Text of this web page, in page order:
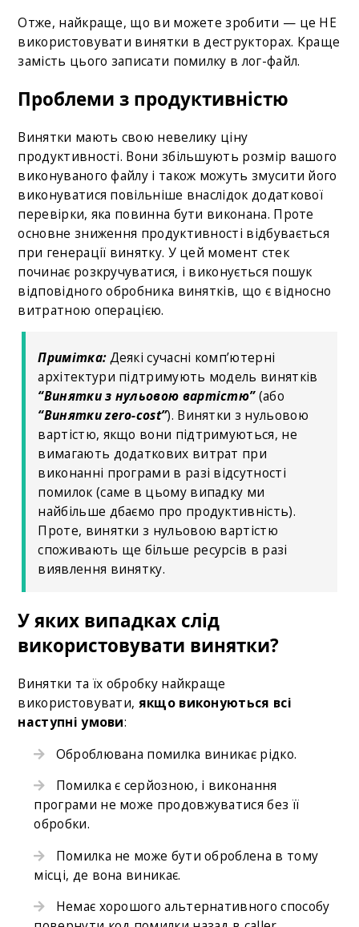
Отже, найкраще, що ви можете зробити — це НЕ
використовувати винятки в деструкторах. Краще
замість цього записати помилку в лог-файл.
Проблеми з продуктивністю
Винятки мають свою невелику ціну
продуктивності. Вони збільшують розмір вашого
виконуваного файлу і також можуть змусити його
виконуватися повільніше внаслідок додаткової
перевірки, яка повинна бути виконана. Проте
основне зниження продуктивності відбувається
при генерації винятку. У цей момент стек
починає розкручуватися, і виконується пошук
відповідного обробника винятків, що є відносно
витратною операцією.
Примітка:Деякі сучасні комп’ютерні
архітектури підтримують модель винятків
“Винятки з нульовою вартістю”(або
“Винятки zero-cost”). Винятки з нульовою
вартістю, якщо вони підтримуються, не
вимагають додаткових витрат при
виконанні програми в разі відсутності
помилок (саме в цьому випадку ми
найбільше дбаємо про продуктивність).
Проте, винятки з нульовою вартістю
споживають ще більше ресурсів в разі
виявлення винятку.
У яких випадках слід
використовувати винятки?
Винятки та їх обробку найкраще
використовувати, якщо виконуються всі
наступні умови:
Оброблювана помилка виникає рідко.
Помилка є серйозною, і виконання
програми не може продовжуватися без її
обробки.
Помилка не може бути оброблена в тому
місці, де вона виникає.
Немає хорошого альтернативного способу